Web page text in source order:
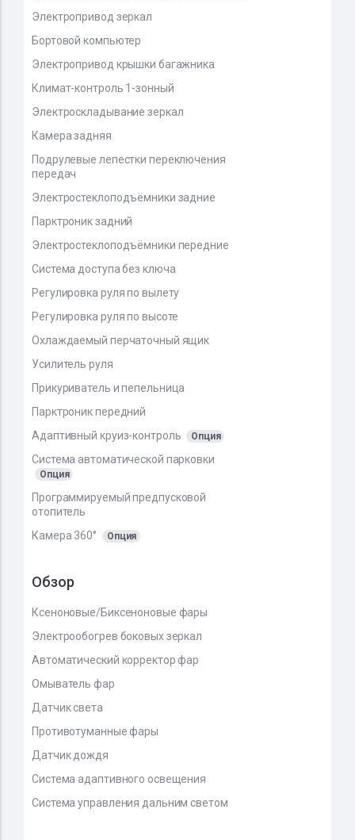
Электропривод зеркал
Бортовой компьютер
Электропривод крышки багажника
Климат-контроль 1-зонный
Электроскладывание зеркал
Камера задняя
Подрулевые лепестки переключения
передач
Электростеклоподъёмники задние
Парктроник задний
Электростеклоподъёмники передние
Система доступа без ключа
Регулировка руля по вылету
Регулировка руля по высоте
Охлаждаемый перчаточный ящик
Усилитель руля
Прикуриватель и пепельница
Парктроник передний
Адаптивный круиз-контроль
Опция
Система автоматической парковки
Опция
Программируемый предпусковой
отопитель
Камера 360°
Опция
Обзор
Ксеноновые/Биксеноновые фары
Электрообогрев боковых зеркал
Автоматический корректор фар
Омыватель фар
Датчик света
Противотуманные фары
Датчик дождя
Система адаптивного освещения
Система управления дальним светом